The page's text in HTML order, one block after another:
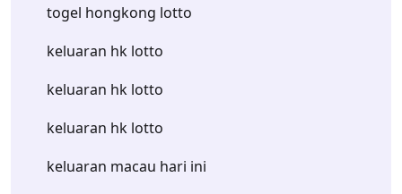
togel hongkong lotto
keluaran hk lotto
keluaran hk lotto
keluaran hk lotto
keluaran macau hari ini